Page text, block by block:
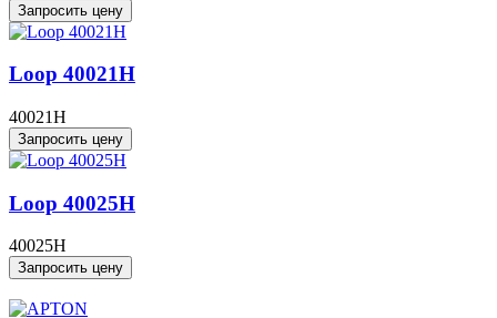
Запросить цену
Loop 40021H
40021H
Запросить цену
Loop 40025H
40025H
Запросить цену